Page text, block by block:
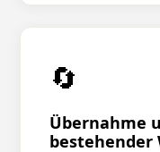
🔄
Übernahme
bestehender